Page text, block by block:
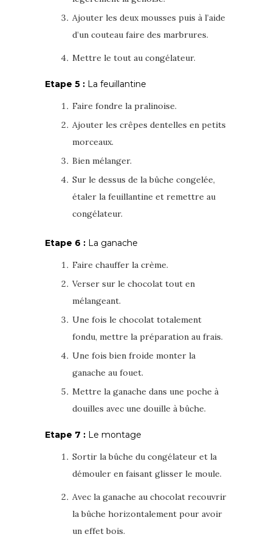
Ajouter les deux mousses puis à l’aide
d’un couteau faire des marbrures.
Mettre le tout au congélateur.
Etape 5 : La feuillantine
Faire fondre la pralinoise.
Ajouter les crêpes dentelles en petits
morceaux.
Bien mélanger.
Sur le dessus de la bûche congelée,
étaler la feuillantine et remettre au
congélateur.
Etape 6 : La ganache
Faire chauffer la crème.
Verser sur le chocolat tout en
mélangeant.
Une fois le chocolat totalement
fondu, mettre la préparation au frais.
Une fois bien froide monter la
ganache au fouet.
Mettre la ganache dans une poche à
douilles avec une douille à bûche.
Etape 7 : Le montage
Sortir la bûche du congélateur et la
démouler en faisant glisser le moule.
Avec la ganache au chocolat recouvrir
la bûche horizontalement pour avoir
un effet bois.